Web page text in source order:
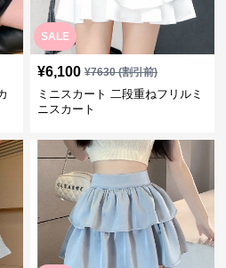
SALE
¥6,100 ¥7630(割引前)
ミニスカート 二段重ねフリルミ
ニスカート